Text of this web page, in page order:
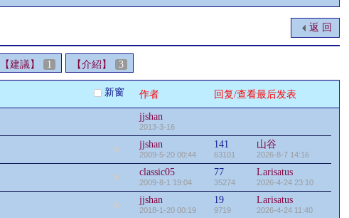
返 回
【建議】 1 【介紹】 3
新窗 作者 回复/查看最后发表
jjshan
2013-3-16
jjshan
2009-5-20 00:44
141
63101
山谷
2026-8-7 14:16
classic05
2009-8-1 19:04
77
35274
Larisatus
2026-4-24 23:10
jjshan
2018-1-20 00:19
19
9719
Larisatus
2026-4-24 11:40